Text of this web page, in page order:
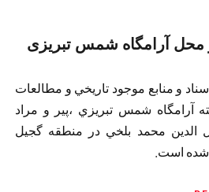
محل آرامگاه شمس تبریزی
و منابع موجود تاريخي و مطالعات
آرامگاه شمس تبريزي ،پير و مراد
الدين محمد بلخي در منطقه گجيل
شده است.